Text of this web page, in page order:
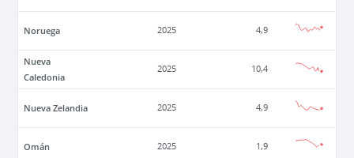
Noruega 2025 4,9
Nueva
Caledonia
2025 10,4
Nueva Zelandia 2025 4,9
Omán 2025 1,9